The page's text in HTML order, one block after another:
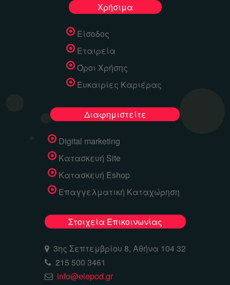
Χρήσιμα
Είσοδος
Εταιρεία
Όροι Χρήσης
Ευκαιρίες Καριέρας
Διαφημιστείτε
Digital marketing
Κατασκευή Site
Κατασκευή Eshop
Επαγγελματική Καταχώρηση
Στοιχεία Επικοινωνίας
3ης Σεπτεμβρίου 8, Αθήνα 104 32
215 500 3461
info@elepod.gr